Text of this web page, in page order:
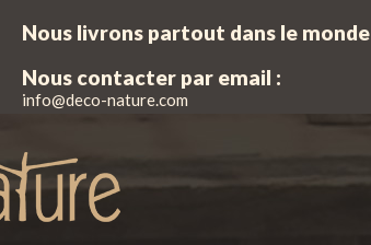
Nous livrons partout dans le monde
Nous contacter par email :
info@deco-nature.com